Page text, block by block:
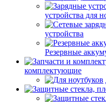
устройства для
устройства
Резервные
комплектующие